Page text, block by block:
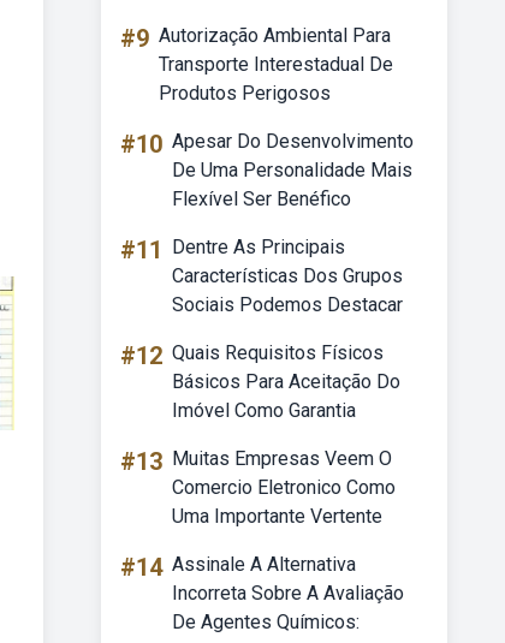
#9 Autorização Ambiental Para
Transporte Interestadual De
Produtos Perigosos
#10 Apesar Do Desenvolvimento
De Uma Personalidade Mais
Flexível Ser Benéfico
#11
Dentre As Principais
Características Dos Grupos
Sociais Podemos Destacar
#12 Quais Requisitos Físicos
Básicos Para Aceitação Do
Imóvel Como Garantia
#13 Muitas Empresas Veem O
Comercio Eletronico Como
Uma Importante Vertente
#14 Assinale A Alternativa
Incorreta Sobre A Avaliação
De Agentes Químicos: